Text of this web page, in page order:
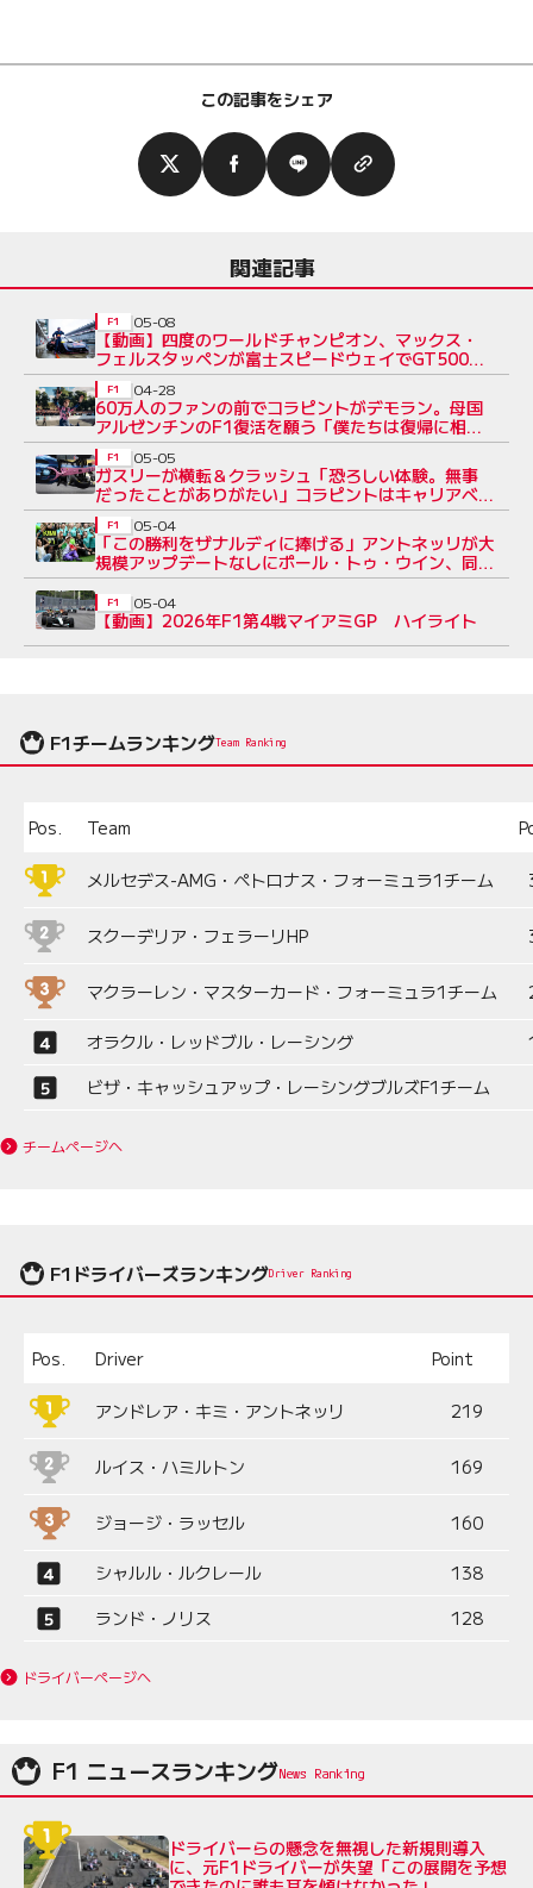
この記事をシェア
関連記事
【動画】四度のワールドチャンピオン、マックス・
フェルスタッペンが富士スピードウェイでGT500を
ドライブ。三宅淳詞のタイムに挑戦！
F1 05-08
60万人のファンの前でコラピントがデモラン。母国
アルゼンチンのF1復活を願う「僕たちは復帰に相応
しいと示した」
F1 04-28
ガスリーが横転＆クラッシュ「恐ろしい体験。無事
だったことがありがたい」コラピントはキャリアベス
トの7位
F1 05-05
「この勝利をザナルディに捧げる」アントネッリが大
規模アップデートなしにポール・トゥ・ウイン、同郷
のヒーローを偲ぶ
F1 05-04
【動画】2026年F1第4戦マイアミGP ハイライト
F1 05-04
F1チームランキングTeam Ranking
Pos. Team
メルセデス-AMG・ペトロナス・フォーミュラ1チーム
スクーデリア・フェラーリHP
マクラーレン・マスターカード・フォーミュラ1チーム
オラクル・レッドブル・レーシング
ビザ・キャッシュアップ・レーシングブルズF1チーム
チームページへ
F1ドライバーズランキングDriver Ranking
Pos. Driver Point
アンドレア・キミ・アントネッリ 219
ルイス・ハミルトン 169
ジョージ・ラッセル 160
シャルル・ルクレール
138
ランド・ノリス
128
ドライバーページへ
F1 ニュースランキング
ドライバーらの懸念を無視した新規則導入
に、元F1ドライバーが失望「この展開を予想